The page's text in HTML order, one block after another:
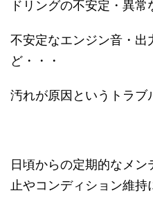
ドリングの不安定・異常
不安定なエンジン音・出
ど・・・
汚れが原因というトラブ
日頃からの定期的なメ
止やコンディション維持